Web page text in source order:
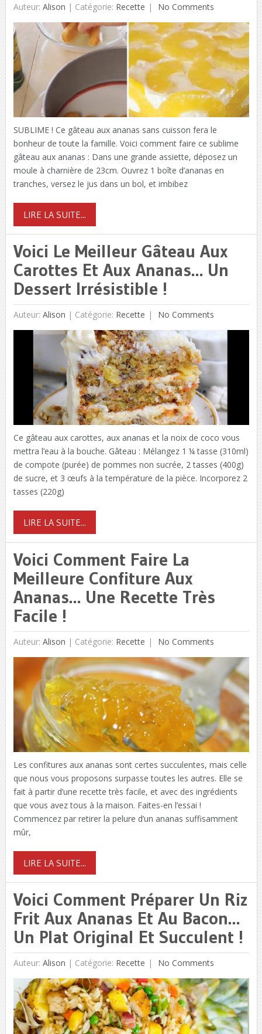
Auteur: Alison | Catégorie: Recette No Comments
SUBLIME ! Ce gâteau aux ananas sans cuisson fera le
bonheur de toute la famille. Voici comment faire ce sublime
gâteau aux ananas : Dans une grande assiette, déposez un
moule à charnière de 23cm. Ouvrez 1 boîte d’ananas en
tranches, versez le jus dans un bol, et imbibez
LIRE LA SUITE...
Voici Le Meilleur Gâteau Aux
Carottes Et Aux Ananas… Un
Dessert Irrésistible !
Auteur: Alison | Catégorie: Recette No Comments
Ce gâteau aux carottes, aux ananas et la noix de coco vous
mettra l’eau à la bouche. Gâteau : Mélangez 1 ¼ tasse (310ml)
de compote (purée) de pommes non sucrée, 2 tasses (400g)
de sucre, et 3 œufs à la température de la pièce. Incorporez 2
tasses (220g)
LIRE LA SUITE...
Voici Comment Faire La
Meilleure Confiture Aux
Ananas… Une Recette Très
Facile !
Auteur: Alison | Catégorie: Recette No Comments
Les confitures aux ananas sont certes succulentes, mais celle
que nous vous proposons surpasse toutes les autres. Elle se
fait à partir d’une recette très facile, et avec des ingrédients
que vous avez tous à la maison. Faites-en l’essai !
Commencez par retirer la pelure d’un ananas suffisamment
mûr,
LIRE LA SUITE...
Voici Comment Préparer Un Riz
Frit Aux Ananas Et Au Bacon…
Un Plat Original Et Succulent !
Auteur: Alison | Catégorie: Recette No Comments